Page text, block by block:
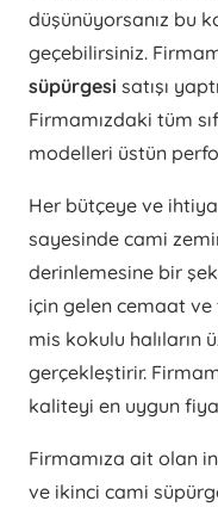
düşünüyorsanız bu
geçebilirsiniz.
süpürgesi satışı
Firmamızdaki tüm
modelleri üstün
Her bütçeye ve
sayesinde cami
derinlemesine bir
için gelen cemaat
mis kokulu halıların
gerçekleştirir.
kaliteyi en uygun
Firmamıza ait olan
ve ikinci cami